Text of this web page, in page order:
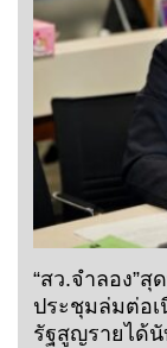
“สว.จำลอง”
ประชุมล่มต่อ
รัฐสูญรายได้